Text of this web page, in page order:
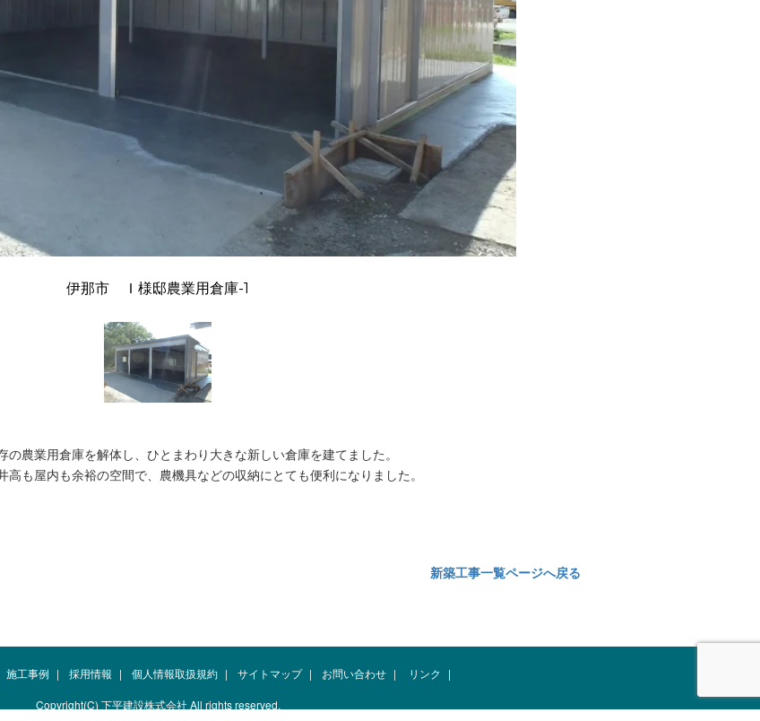
伊那市 Ｉ様邸農業用倉庫-1
の農業用倉庫を解体し、ひとまわり大きな新しい倉庫を建てました。
高も屋内も余裕の空間で、農機具などの収納にとても便利になりました。
新築工事一覧ページへ戻る
施工事例 | 採用情報 | 個人情報取扱規約 | サイトマップ | お問い合わせ | リンク |
Copyright(C) 下平建設株式会社 All rights reserved.